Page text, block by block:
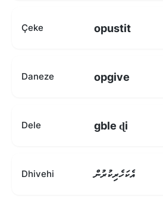
Çeke opustit
Daneze opgive
Dele gble ɖi
Dhivehi އެކަހެރިކުރުން